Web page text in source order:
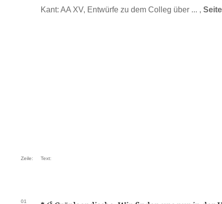
Kant: AA XV, Entwürfe zu dem Colleg über ... ,
Zeile: Text:
01